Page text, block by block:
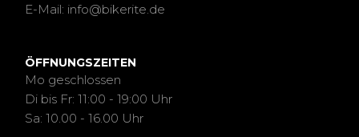
E-Mail: info@bikerite.de
ÖFFNUNGSZEITEN
Mo geschlossen
Di bis Fr: 11:00 - 19:00 Uhr
Sa: 10.00 - 16.00 Uhr